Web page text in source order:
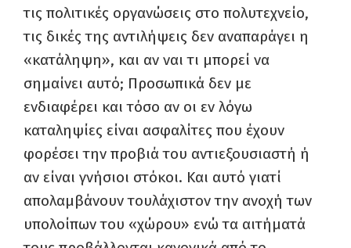
τις πολιτικές οργανώσεις στο πολυτεχνείο,
τις δικές της αντιλήψεις δεν αναπαράγει η
«κατάληψη», και αν ναι τι μπορεί να
σημαίνει αυτό; Προσωπικά δεν με
ενδιαφέρει και τόσο αν οι εν λόγω
καταληψίες είναι ασφαλίτες που έχουν
φορέσει την προβιά του αντιεξουσιαστή ή
αν είναι γνήσιοι στόκοι. Και αυτό γιατί
απολαμβάνουν τουλάχιστον την ανοχή των
υπολοίπων του «χώρου» ενώ τα αιτήματά